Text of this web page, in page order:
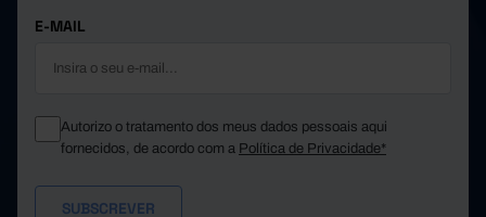
E-MAIL
Autorizo o tratamento dos meus dados pessoais aqui
fornecidos, de acordo com a Política de Privacidade*